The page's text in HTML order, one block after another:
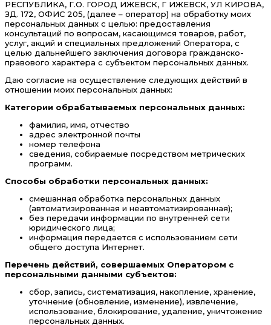
РЕСПУБЛИКА, Г.О. ГОРОД ИЖЕВСК, Г ИЖЕВСК, УЛ КИРОВА,
ЗД. 172, ОФИС 205, (далее – оператор) на обработку моих
персональных данных с целью: предоставления
консультаций по вопросам, касающимся товаров, работ,
услуг, акций и специальных предложений Оператора, с
целью дальнейшего заключения договора гражданско-
правового характера с субъектом персональных данных.
Даю согласие на осуществление следующих действий в
отношении моих персональных данных:
Категории обрабатываемых персональных данных:
фамилия, имя, отчество
адрес электронной почты
номер телефона
сведения, собираемые посредством метрических
программ.
Способы обработки персональных данных:
смешанная обработка персональных данных
(автоматизированная и неавтоматизированная);
без передачи информации по внутренней сети
юридического лица;
информация передается с использованием сети
общего доступа Интернет.
Перечень действий, совершаемых Оператором с
персональными данными субъектов:
сбор, запись, систематизация, накопление, хранение,
уточнение (обновление, изменение), извлечение,
использование, блокирование, удаление, уничтожение
персональных данных.